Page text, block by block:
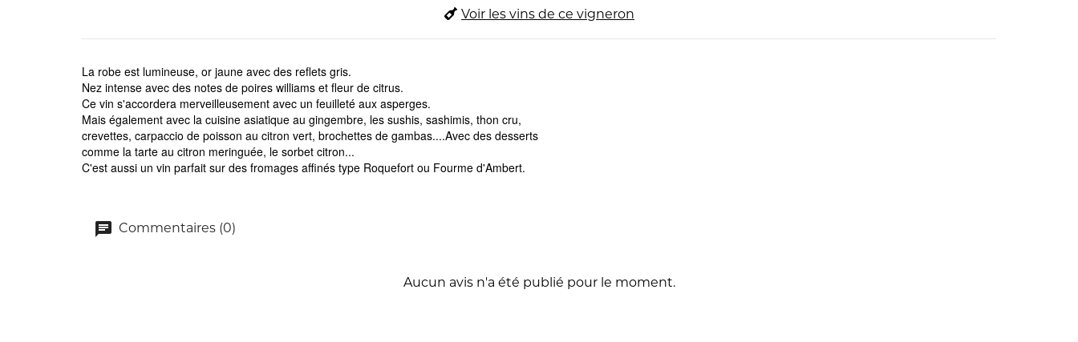
Voir les vins de ce vigneron
La robe est lumineuse, or jaune avec des reflets gris.
Nez intense avec des notes de poires williams et fleur de citrus.
Ce vin s'accordera merveilleusement avec un feuilleté aux asperges.
Mais également avec la cuisine asiatique au gingembre, les sushis, sashimis, thon cru,
crevettes, carpaccio de poisson au citron vert, brochettes de gambas....Avec des desserts
comme la tarte au citron meringuée, le sorbet citron...
C'est aussi un vin parfait sur des fromages affinés type Roquefort ou Fourme d'Ambert.
Commentaires (0)
Aucun avis n'a été publié pour le moment.